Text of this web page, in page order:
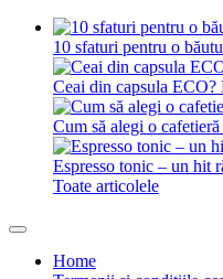
10 sfaturi pentru o
Ceai din capsula ECO?
Cum să alegi o
Espresso tonic – un hit
Toate articolele
Home